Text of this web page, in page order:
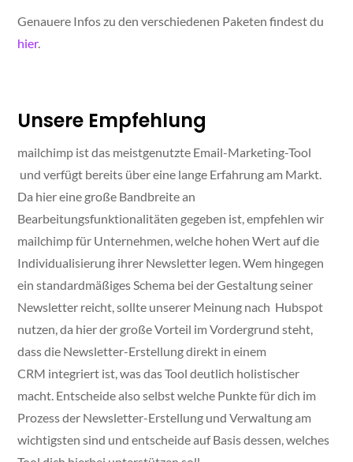
Genauere Infos zu den verschiedenen Paketen findest du
hier.
Unsere Empfehlung
mailchimp ist das meistgenutzte Email-Marketing-Tool
und verfügt bereits über eine lange Erfahrung am Markt.
Da hier eine große Bandbreite an
Bearbeitungsfunktionalitäten gegeben ist, empfehlen wir
mailchimp für Unternehmen, welche hohen Wert auf die
Individualisierung ihrer Newsletter legen. Wem hingegen
ein standardmäßiges Schema bei der Gestaltung seiner
Newsletter reicht, sollte unserer Meinung nach Hubspot
nutzen, da hier der große Vorteil im Vordergrund steht,
dass die Newsletter-Erstellung direkt in einem
CRM integriert ist, was das Tool deutlich holistischer
macht. Entscheide also selbst welche Punkte für dich im
Prozess der Newsletter-Erstellung und Verwaltung am
wichtigsten sind und entscheide auf Basis dessen, welches